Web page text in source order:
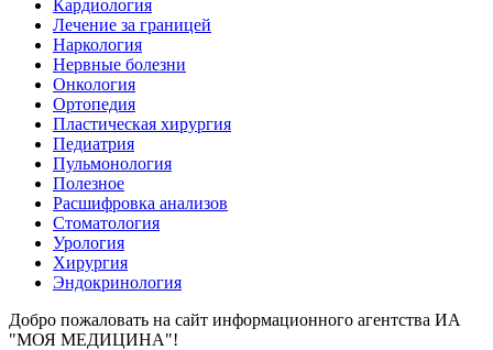
Кардиология
Лечение за границей
Наркология
Нервные болезни
Онкология
Ортопедия
Пластическая хирургия
Педиатрия
Пульмонология
Полезное
Расшифровка анализов
Стоматология
Урология
Хирургия
Эндокринология
Добро пожаловать на сайт информационного агентства ИА
"МОЯ МЕДИЦИНА"!